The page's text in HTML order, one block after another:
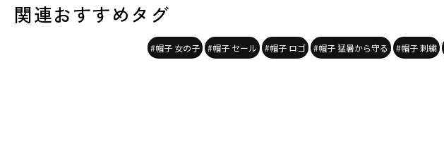
関連おすすめタグ
#帽子 女の子 #帽子 セール #帽子 ロゴ #帽子 猛暑から守る #帽子 刺繍